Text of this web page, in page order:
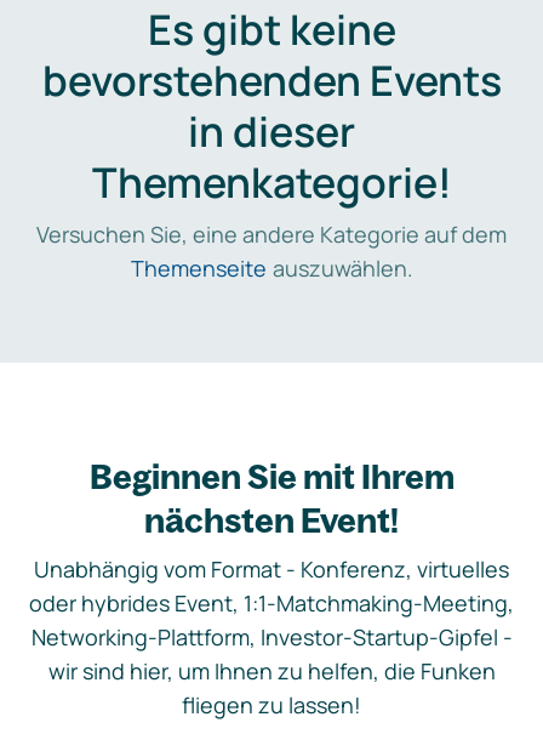
Es gibt keine
bevorstehenden Events
in dieser
Themenkategorie!
Versuchen Sie, eine andere Kategorie auf dem
Themenseite auszuwählen.
Beginnen Sie mit Ihrem
nächsten Event!
Unabhängig vom Format - Konferenz, virtuelles
oder hybrides Event, 1:1-Matchmaking-Meeting,
Networking-Plattform, Investor-Startup-Gipfel -
wir sind hier, um Ihnen zu helfen, die Funken
fliegen zu lassen!